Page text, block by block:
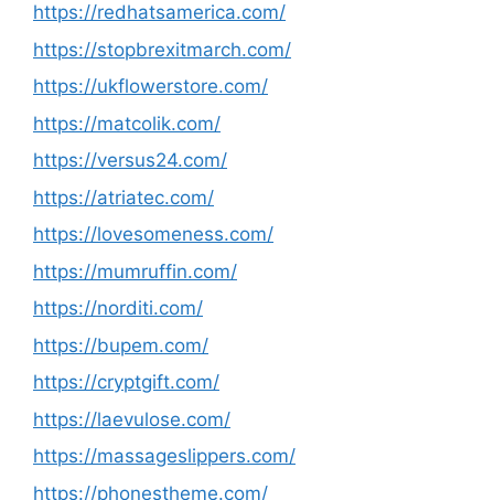
https://redhatsamerica.com/
https://stopbrexitmarch.com/
https://ukflowerstore.com/
https://matcolik.com/
https://versus24.com/
https://atriatec.com/
https://lovesomeness.com/
https://mumruffin.com/
https://norditi.com/
https://bupem.com/
https://cryptgift.com/
https://laevulose.com/
https://massageslippers.com/
https://phonestheme.com/